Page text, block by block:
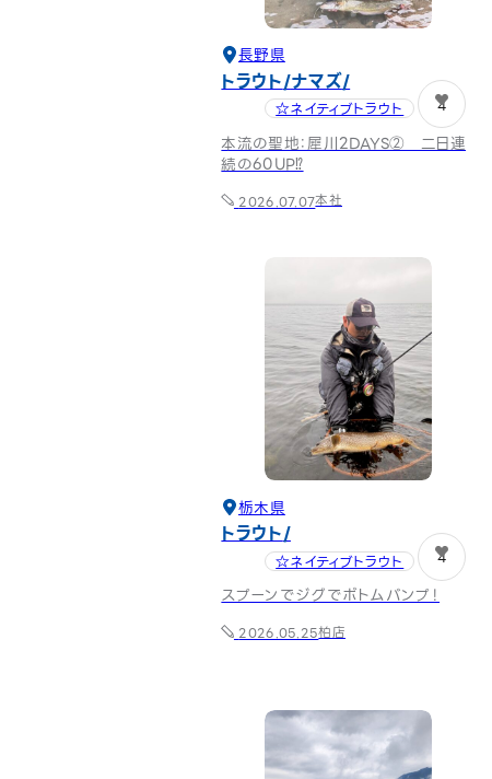
長野県
トラウト ナマズ
☆ネイティブトラウト
本流の聖地：犀川2DAYS② 二日連
続の60UP⁉
2026.07.07本社
4
栃木県
トラウト
☆ネイティブトラウト
スプーンでジグでボトムバンプ！
2026.05.25柏店
4